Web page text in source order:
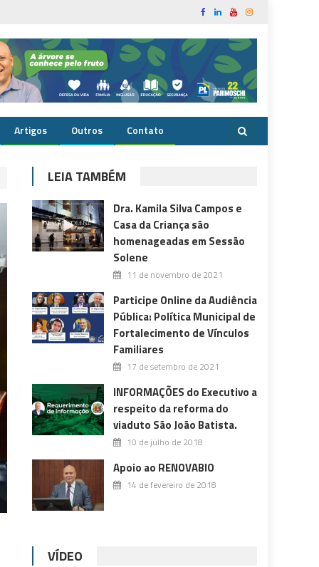
Artigos Outros Contato
LEIA TAMBÉM
Dra. Kamila Silva Campos e
Casa da Criança são
homenageadas em Sessão
Solene
11 de novembro de 2021
Participe Online da Audiência
Pública: Política Municipal de
Fortalecimento de Vínculos
Familiares
17 de setembro de 2021
INFORMAÇÕES do Executivo a
respeito da reforma do
viaduto São João Batista.
10 de julho de 2018
Apoio ao RENOVABIO
14 de fevereiro de 2018
VÍDEO